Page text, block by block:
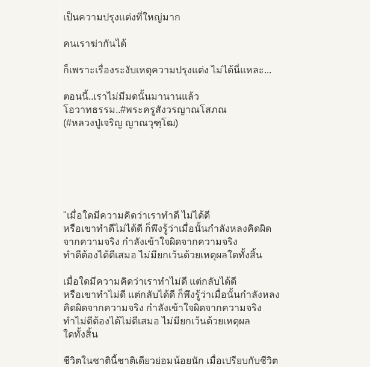
เป็นความปรุงแต่งที่ใหญ่มาก
คนเราฆ่ากันได้
ก็เพราะเรื่องระงับเหตุความปรุงแต่ง ไม่ได้นี่แหละ...
ตอนนี้..เราไม่มีมดนั้นมานานแล้ว
โอวาทธรรม..#พระครูสังวรญาณโสภณ
(#หลวงปู่เจริญ ญาณวุฑฺโฒ)
"เมื่อใดมีความคิดว่าเราทำดี ไม่ได้ดี
หรือเขาทำดีไม่ได้ดี ก็พึงรู้ว่าเมื่อนั้นกำลังหลงคิดผิด
จากความจริง กำลังเข้าใจผิดจากความจริง
ทำดีต้องได้ดีเสมอ ไม่มียกเว้นด้วยเหตุผลใดทั้งสิ้น
เมื่อใดมีความคิดว่าเราทำไม่ดี แต่กลับได้ดี
หรือเขาทำไม่ดี แต่กลับได้ดี ก็พึงรู้ว่าเมื่อนั้นกำลังหลง
คิดผิดจากความจริง กำลังเข้าใจผิดจากความจริง
ทำไม่ดีต้องได้ไม่ดีเสมอ ไม่มียกเว้นด้วยเหตุผล
ใดทั้งสิ้น
ชีวิตในชาตินี้ชาติเดียวย่อมน้อยนัก เมื่อเปรียบกับชีวิต